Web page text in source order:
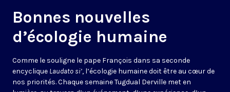
Bonnes nouvelles
d’écologie humaine
Comme le souligne le pape François dans sa seconde
encyclique Laudato si’, l’écologie humaine doit être au cœur de
nos priorités. Chaque semaine Tugdual Derville met en